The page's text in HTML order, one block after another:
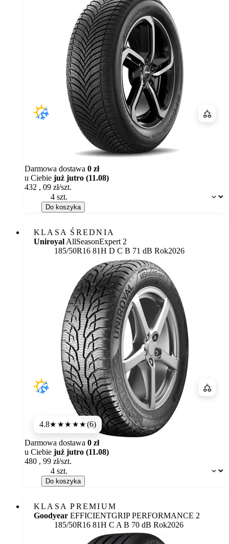
Dostępność:
Darmowa dostawa 0 zł
u Ciebie już jutro (11.08)
432 , 09 zł/szt.
Do koszyka
KLASA ŚREDNIA
Uniroyal AllSeasonExpert 2
185/50R16 81H Etykieta:
D C B 71 dB Rok2026
4.8★★★★★(6)
Dostępność:
Darmowa dostawa 0 zł
u Ciebie już jutro (11.08)
480 , 99 zł/szt.
Do koszyka
KLASA PREMIUM
Goodyear EFFICIENTGRIP PERFORMANCE 2
185/50R16 81H Etykieta:
C A B 70 dB Rok2026